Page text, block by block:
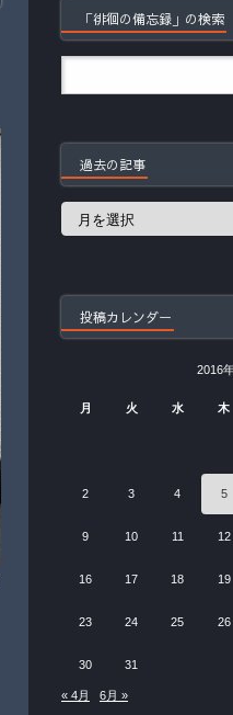
「徘徊の備忘録」の検索
過去の記事
過
投稿カレンダー
2016
月 火 水 木
2 3 4 5
9 10 11 12
16 17 18 19
23 24 25 26
30 31
« 4月 6月 »